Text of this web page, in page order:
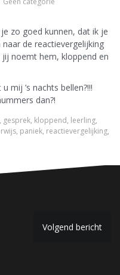
zo goed kunnen, dat ik je
de reactievergelijking
noemt hem, kloppend en
mij ’s nachts bellen?!!!
dan?!
, gesprek, kloppend, leerling,
, paniek, reactievergelijking,
Volgend bericht